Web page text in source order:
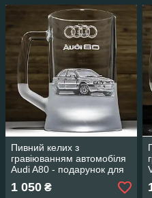
Пивний келих з
гравіюванням автомобіля
Audi A80 - подарунок для
автомобіліста
1 050 ₴